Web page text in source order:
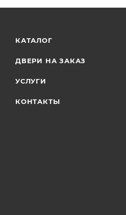
КАТАЛОГ
ДВЕРИ НА ЗАКАЗ
УСЛУГИ
КОНТАКТЫ